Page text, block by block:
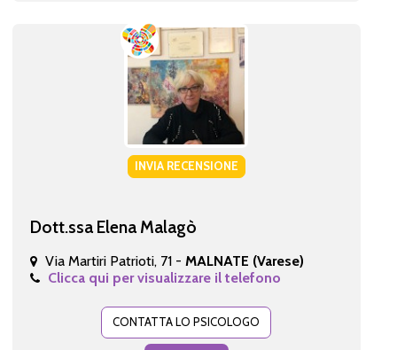
INVIA RECENSIONE
Dott.ssa Elena Malagò
Via Martiri Patrioti, 71 - MALNATE (Varese)
Clicca qui per visualizzare il telefono
CONTATTA LO PSICOLOGO